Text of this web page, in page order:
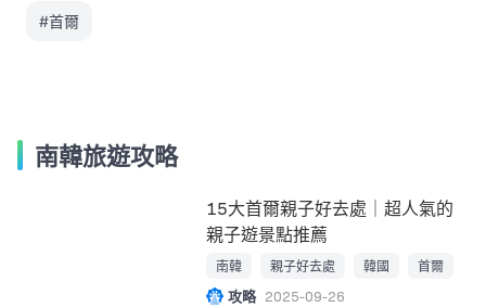
#首爾
南韓旅遊攻略
15大首爾親子好去處｜超人氣的
親子遊景點推薦
南韓 親子好去處 韓國 首爾
攻略 2025-09-26